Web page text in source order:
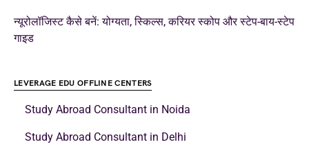
न्यूरोलॉजिस्ट कैसे बनें: योग्यता, स्किल्स, करियर स्कोप और स्टेप-बाय-स्टेप
गाइड
LEVERAGE EDU OFFLINE CENTERS
Study Abroad Consultant in Noida
Study Abroad Consultant in Delhi